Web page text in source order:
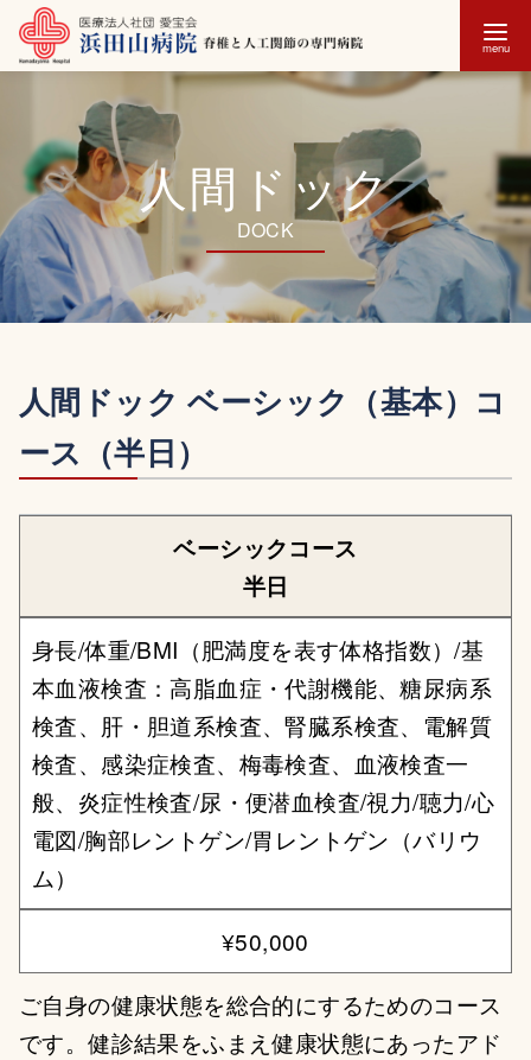
ツ
へ
移
動
人間ドック
人間ドック ベーシック（基本）コ
ース（半日）
ベーシックコース
半日
身長/体重/BMI（肥満度を表す体格指数）/基
本血液検査：高脂血症・代謝機能、糖尿病系
検査、肝・胆道系検査、腎臓系検査、電解質
検査、感染症検査、梅毒検査、血液検査一
般、炎症性検査/尿・便潜血検査/視力/聴力/心
電図/胸部レントゲン/胃レントゲン（バリウ
ム）
¥50,000
ご自身の健康状態を総合的にするためのコース
です。健診結果をふまえ健康状態にあったアド